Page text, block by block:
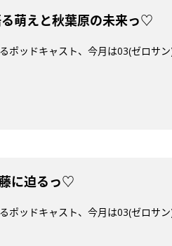
萌えと秋葉原の未来っ♡
ポッドキャスト、今月は03(ゼロサ
に迫るっ♡
ポッドキャスト、今月は03(ゼロサ